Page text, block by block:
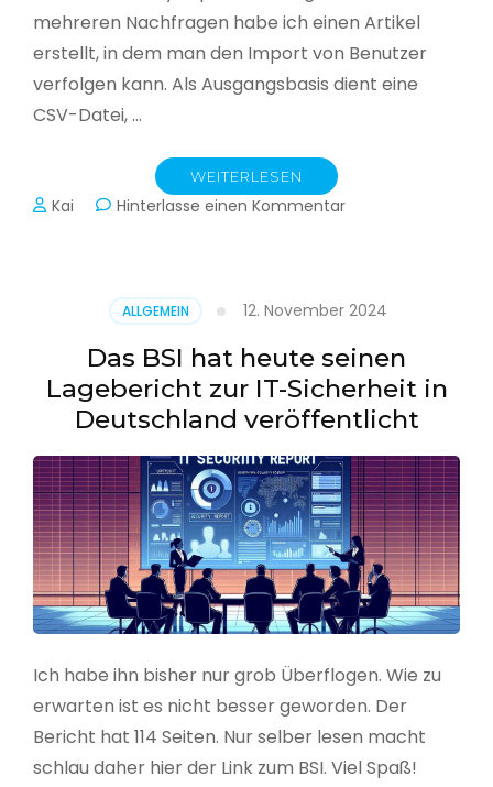
mehreren Nachfragen habe ich einen Artikel
erstellt, in dem man den Import von Benutzer
verfolgen kann. Als Ausgangsbasis dient eine
CSV-Datei, …
WEITERLESEN
Kai Hinterlasse einen Kommentarzu
aus
CSV
erstellen
ALLGEMEIN 12. November 2024
Das BSI hat heute seinen
Lagebericht zur IT-Sicherheit in
Deutschland veröffentlicht
Ich habe ihn bisher nur grob Überflogen. Wie zu
erwarten ist es nicht besser geworden. Der
Bericht hat 114 Seiten. Nur selber lesen macht
schlau daher hier der Link zum BSI. Viel Spaß!